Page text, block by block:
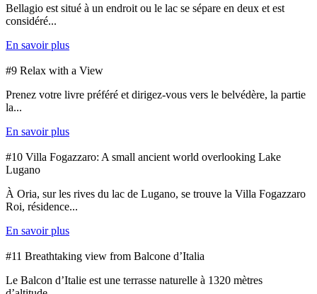
Bellagio est situé à un endroit ou le lac se sépare en deux et est
considéré...
En savoir plus
#9 Relax with a View
Prenez votre livre préféré et dirigez-vous vers le belvédère, la partie
la...
En savoir plus
#10 Villa Fogazzaro: A small ancient world overlooking Lake
Lugano
À Oria, sur les rives du lac de Lugano, se trouve la Villa Fogazzaro
Roi, résidence...
En savoir plus
#11 Breathtaking view from Balcone d’Italia
Le Balcon d’Italie est une terrasse naturelle à 1320 mètres